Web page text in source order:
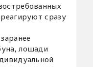
сразу
лошади